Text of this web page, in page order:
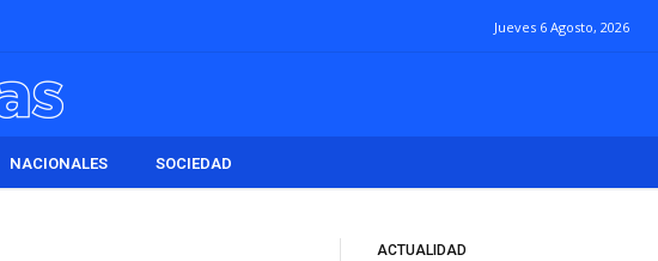
Jueves 6 Agosto, 2026
NACIONALES SOCIEDAD
ACTUALIDAD